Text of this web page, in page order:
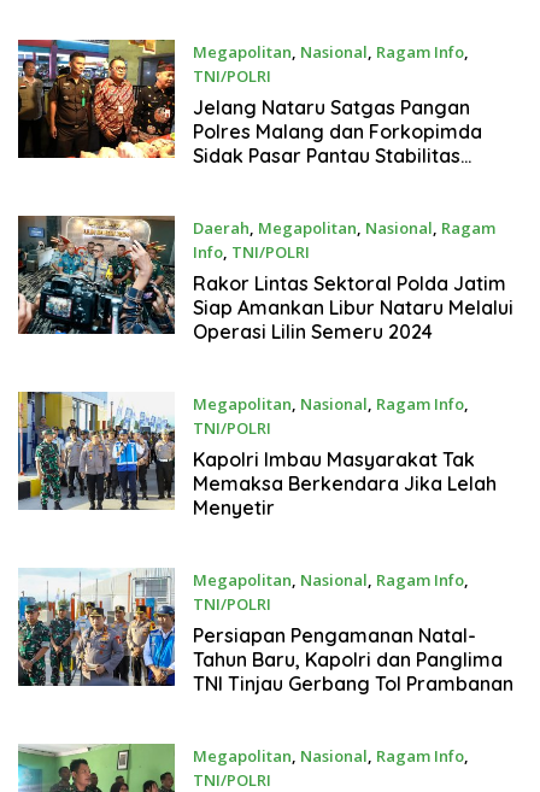
Megapolitan, Nasional, Ragam Info,
TNI/POLRI
20 Desember 2024
Jelang Nataru Satgas Pangan
Polres Malang dan Forkopimda
Sidak Pasar Pantau Stabilitas
Daerah, Megapolitan, Nasional, Ragam
Info, TNI/POLRI
20 Desember 2024
Rakor Lintas Sektoral Polda Jatim
Siap Amankan Libur Nataru Melalui
Operasi Lilin Semeru 2024
Megapolitan, Nasional, Ragam Info,
TNI/POLRI
20 Desember 2024
Kapolri Imbau Masyarakat Tak
Memaksa Berkendara Jika Lelah
Menyetir
Megapolitan, Nasional, Ragam Info,
TNI/POLRI
20 Desember 2024
Persiapan Pengamanan Natal-
Tahun Baru, Kapolri dan Panglima
TNI Tinjau Gerbang Tol Prambanan
Megapolitan, Nasional, Ragam Info,
TNI/POLRI